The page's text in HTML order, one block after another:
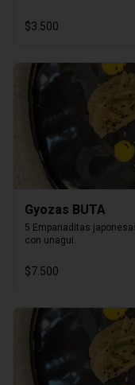
$3.500
Gyozas BUTA
5 Empanaditas
con unagui.
$7.500